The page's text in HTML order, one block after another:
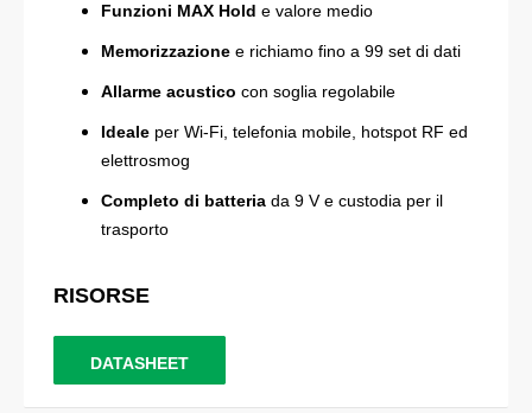
Funzioni MAX Hold e valore medio
Memorizzazione e richiamo fino a 99 set di dati
Allarme acustico con soglia regolabile
Ideale per Wi-Fi, telefonia mobile, hotspot RF ed
elettrosmog
Completo di batteria da 9 V e custodia per il
trasporto
RISORSE
DATASHEET